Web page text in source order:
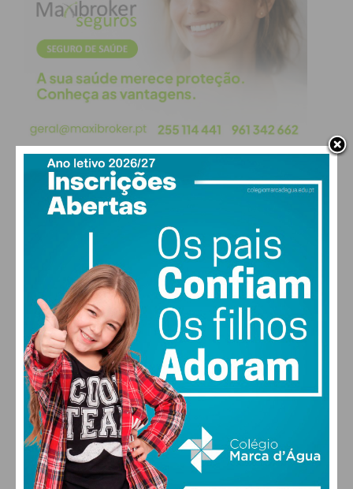
PAÇOS DE FERREIRA
clear sky
81% humidade
vento: 1m/s SE
MAX 16 • MIN 16
29°
SEX
30
SÁB
27
DOM
29
SEG
ALTERAR